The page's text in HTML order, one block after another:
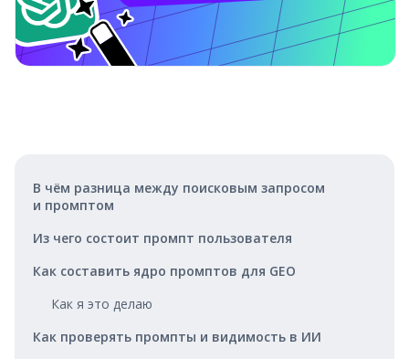
В чём разница между поисковым запросом
и промптом
Из чего состоит промпт пользователя
Как составить ядро промптов для GEO
Как я это делаю
Как проверять промпты и видимость в ИИ